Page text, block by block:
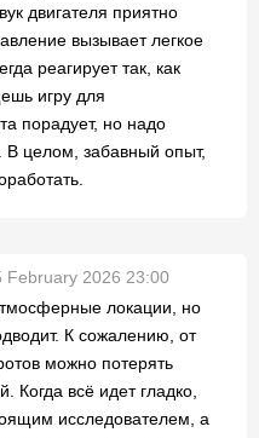
двигателя приятно
вызывает легкое
реагирует так, как
игру для
порадует, но надо
В целом, забавный опыт,
February 2026 23:00
локации, но
К сожалению, от
можно потерять
Когда всё идет гладко,
исследователем, а